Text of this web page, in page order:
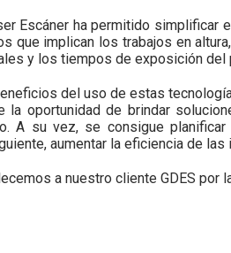
Escáner ha permitido simplificar
que implican los trabajos en
y los tiempos de exposición del
del uso de estas
la oportunidad de brindar
A su vez, se consigue
aumentar la eficiencia de las
a nuestro cliente GDES por